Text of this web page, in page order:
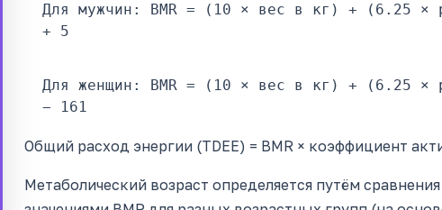
Для мужчин: BMR = (10 × вес в кг) + (6.25 ×
+ 5
Для женщин: BMR = (10 × вес в кг) + (6.25 ×
− 161
Общий расход энергии (TDEE) = BMR × коэффициент
Метаболический возраст определяется путём